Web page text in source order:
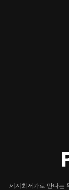
세계최저가로 만나는